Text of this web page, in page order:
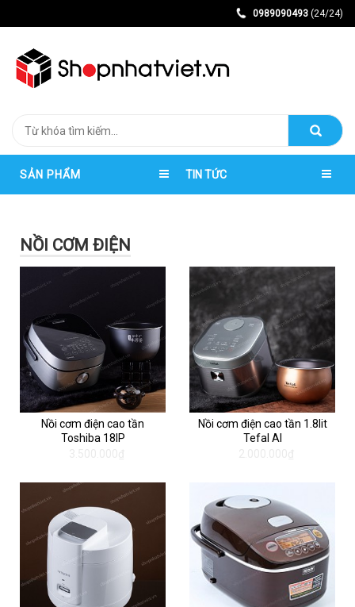
0989090493 (24/24)
SẢN PHẨM TIN TỨC
NỒI CƠM ĐIỆN
Nồi cơm điện cao tần
Toshiba 18IP
Nồi cơm điện cao tần 1.8lit
Tefal AI